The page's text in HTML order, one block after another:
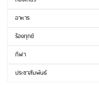
อาหาร
ร้องทุกข์
กีฬา
ประชาสัมพันธ์